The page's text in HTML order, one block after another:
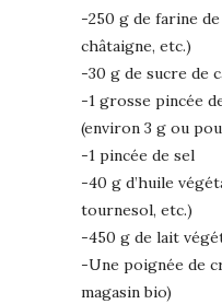
-250 g de farine
châtaigne, etc.)
-30 g de sucre de
-1 grosse pincée
(environ 3 g ou
-1 pincée de sel
-40 g d’huile
tournesol, etc.)
-450 g de lait
-Une poignée de
magasin bio)